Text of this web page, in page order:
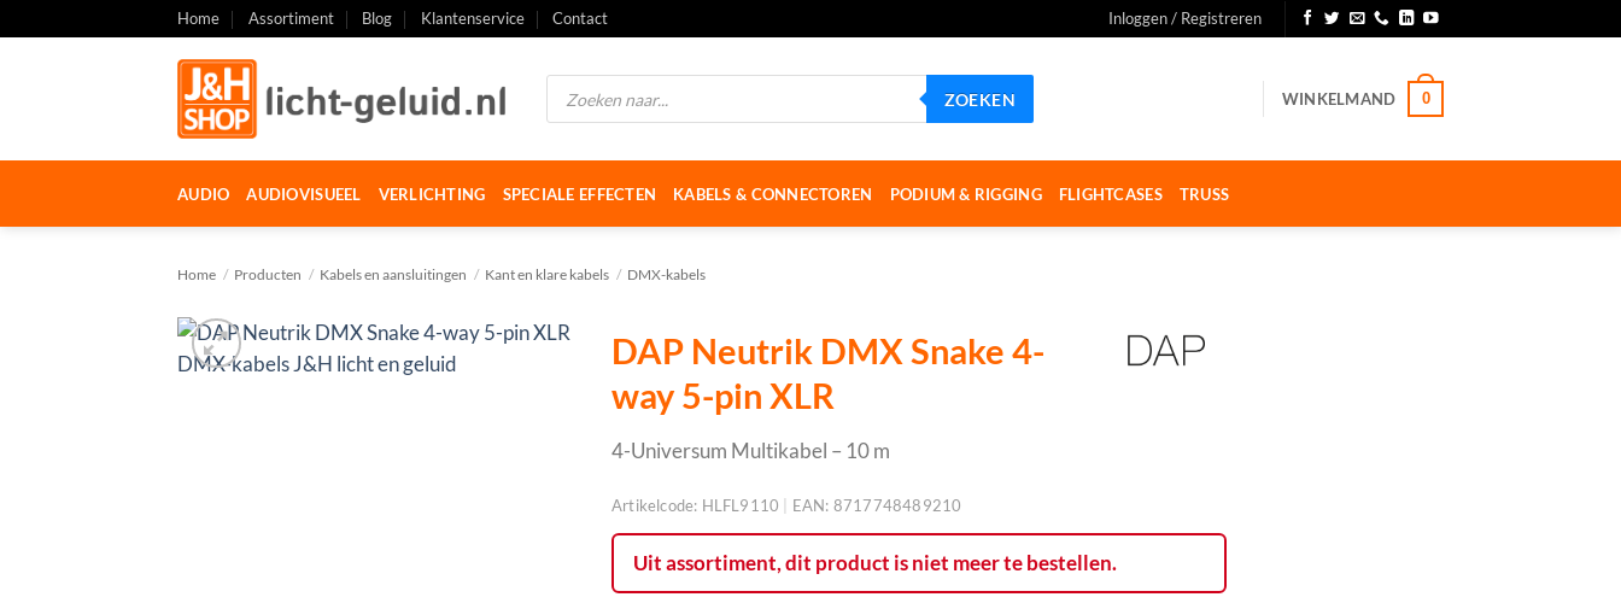
naar
Home Assortiment Blog Klantenservice Contact Inloggen / Registreren
Producten
zoeken
ZOEKEN WINKELMAND 0
AUDIO AUDIOVISUEEL VERLICHTING SPECIALE EFFECTEN KABELS & CONNECTOREN PODIUM & RIGGING FLIGHTCASES TRUSS
Home / Producten / Kabels en aansluitingen / Kant en klare kabels / DMX-kabels
DAP Neutrik DMX Snake 4-
way 5-pin XLR
4-Universum Multikabel – 10 m
Artikelcode: HLFL9110 EAN: 8717748489210
Uit assortiment, dit product is niet meer te bestellen.